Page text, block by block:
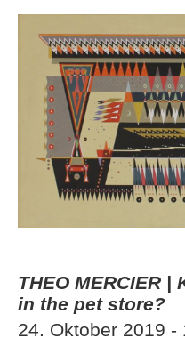
THEO MERCIER |
in the pet store?
24. Oktober 2019 -